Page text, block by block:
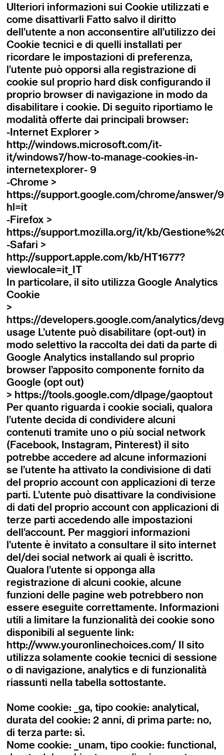
Ulteriori informazioni sui Cookie utilizzati e
come disattivarli Fatto salvo il diritto
dell’utente a non acconsentire all’utilizzo dei
Cookie tecnici e di quelli installati per
ricordare le impostazioni di preferenza,
l’utente può opporsi alla registrazione di
cookie sul proprio hard disk configurando il
proprio browser di navigazione in modo da
disabilitare i cookie. Di seguito riportiamo le
modalità offerte dai principali browser:
-Internet Explorer >
http://windows.microsoft.com/it-
it/windows7/how-to-manage-cookies-in-
internetexplorer- 9
-Chrome >
https://support.google.com/chrome/answer/
hl=it
-Firefox >
https://support.mozilla.org/it/kb/
-Safari >
http://support.apple.com/kb/HT1677?
viewlocale=it_IT
In particolare, il sito utilizza Google Analytics
Cookie
>
https://developers.google.com/analytics/
usage L’utente può disabilitare (opt-out) in
modo selettivo la raccolta dei dati da parte di
Google Analytics installando sul proprio
browser l’apposito componente fornito da
Google (opt out)
> https://tools.google.com/dlpage/gaoptout
Per quanto riguarda i cookie sociali, qualora
l’utente decida di condividere alcuni
contenuti tramite uno o più social network
(Facebook, Instagram, Pinterest) il sito
potrebbe accedere ad alcune informazioni
se l’utente ha attivato la condivisione di dati
del proprio account con applicazioni di terze
parti. L’utente può disattivare la condivisione
di dati del proprio account con applicazioni di
terze parti accedendo alle impostazioni
dell’account. Per maggiori informazioni
l’utente è invitato a consultare il sito internet
del/dei social network ai quali è iscritto.
Qualora l’utente si opponga alla
registrazione di alcuni cookie, alcune
funzioni delle pagine web potrebbero non
essere eseguite correttamente. Informazioni
utili a limitare la funzionalità dei cookie sono
disponibili al seguente link:
http://www.youronlinechoices.com/ Il sito
utilizza solamente cookie tecnici di sessione
o di navigazione, analytics e di funzionalità
riassunti nella tabella sottostante.
Nome cookie: _ga, tipo cookie: analytical,
durata del cookie: 2 anni, di prima parte: no,
di terza parte: sì.
Nome cookie: _unam, tipo cookie: functional,